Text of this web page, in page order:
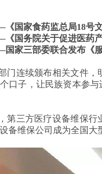
家食药监总局18号文
务院关于促进医药产
三部委联合发布《服
连续颁布相关文件，
口子，让民族资本参
三方医疗设备维保行
备维保公司成为全国大